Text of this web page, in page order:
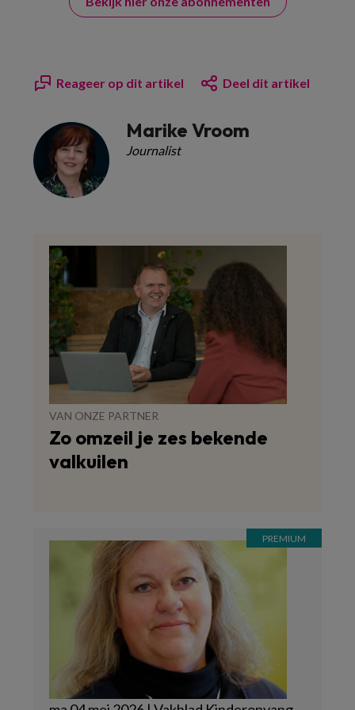
Reageer op dit artikel Deel dit artikel
Marike Vroom
Journalist
VAN ONZE PARTNER
Zo omzeil je zes bekende
valkuilen